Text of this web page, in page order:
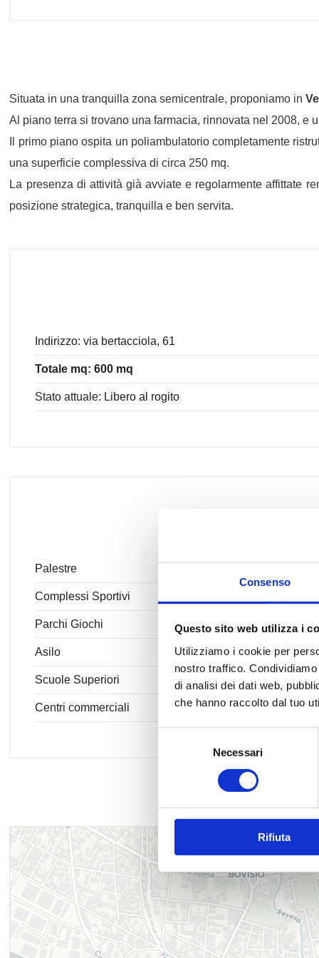
Consenso
Questo sito web utilizza i
Utilizziamo i cookie per
nostro traffico.
di analisi dei dati web,
che hanno raccolto dal tuo
Necessari
Rifiuta
Situata in una tranquilla zona semicentrale, proponiamo in
Al piano terra si trovano una farmacia, rinnovata nel 2008, e
Il primo piano ospita un poliambulatorio completamente
una superficie complessiva di circa 250 mq.
La presenza di attività già avviate e regolarmente affittate
posizione strategica, tranquilla e ben servita.
Indirizzo: via bertacciola, 61
Totale mq: 600 mq
Stato attuale: Libero al rogito
Palestre
Complessi Sportivi
Parchi Giochi
Asilo
Scuole Superiori
Centri commerciali